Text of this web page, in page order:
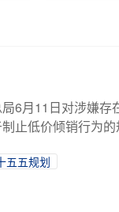
6月11日对涉嫌
止低价倾销行为
五五规划